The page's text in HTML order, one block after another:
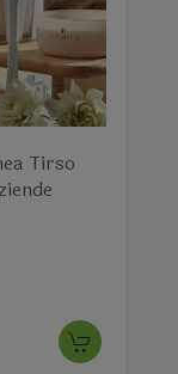
Tirso